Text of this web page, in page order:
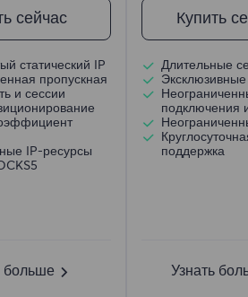
сейчас
статический IP
пропускная
и сессии
IP-ресурсы
больше
Купить
Длительные
подключения
поддержка
Узнать